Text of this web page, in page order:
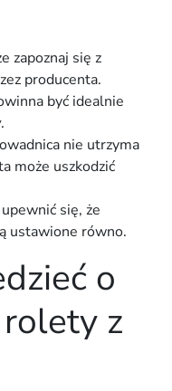
zapoznaj się z
producenta.
być idealnie
.
nie utrzyma
może uszkodzić
się, że
ustawione równo.
o
z